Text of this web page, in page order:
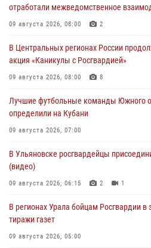
отработали межведомственное
09 августа 2026, 08:00 2
В Центральных регионах России
акция «Каникулы с Росгвардией»
09 августа 2026, 08:00 8
Лучшие футбольные команды Южного
определили на Кубани
09 августа 2026, 07:00
В Ульяновске росгвардейцы
(видео)
09 августа 2026, 06:15 2 1
В регионах Урала бойцам Росгвардии
тиражи газет
09 августа 2026, 05:00